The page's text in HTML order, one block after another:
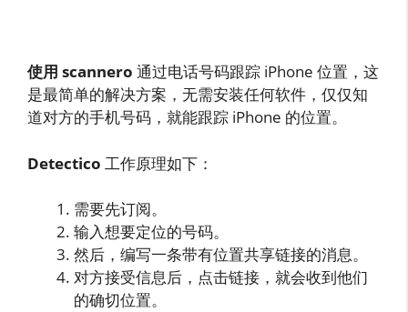
使用 scannero 通过电话号码跟踪 iPhone 位置，这
是最简单的解决方案，无需安装任何软件，仅仅知
道对方的手机号码，就能跟踪 iPhone 的位置。
Detectico 工作原理如下：
需要先订阅。
输入想要定位的号码。
然后，编写一条带有位置共享链接的消息。
对方接受信息后，点击链接，就会收到他们
的确切位置。